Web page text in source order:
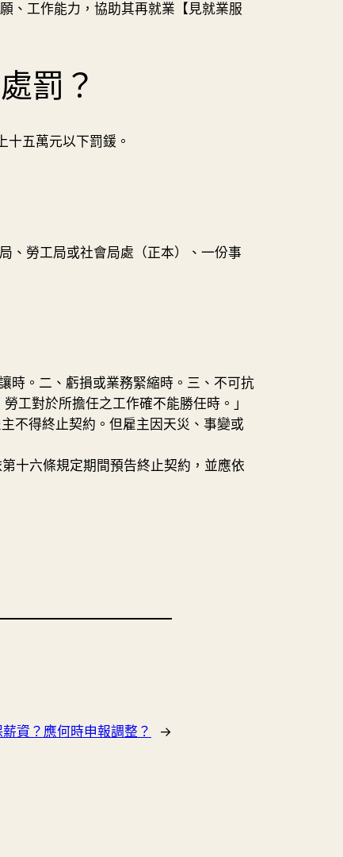
、工作能力，協助其再就業【見就業服
罰？
五萬元以下罰鍰。
、勞工局或社會局處（正本）、一份事
時。二、虧損或業務緊縮時。三、不可抗
工對於所擔任之工作確不能勝任時。」
不得終止契約。但雇主因天災、事變或
十六條規定期間預告終止契約，並應依
資？應何時申報調整？ →